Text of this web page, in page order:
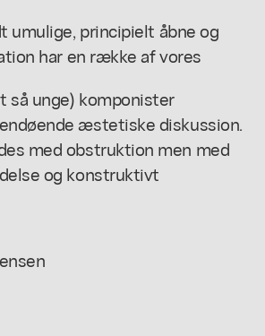
umulige, principielt åbne og
har en række af vores
så unge) komponister
æstetiske diskussion.
med obstruktion men med
og konstruktivt